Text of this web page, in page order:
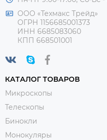
ООО «Техмакс Трейд»
ОГРН 1156685001373
ИНН 6685083060
КПП 668501001
КАТАЛОГ ТОВАРОВ
Микроскопы
Телескопы
Бинокли
Монокуляры